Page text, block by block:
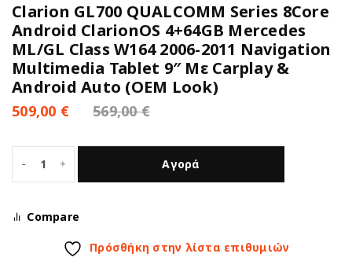
Clarion GL700 QUALCOMM Series 8Core
Android ClarionOS 4+64GB Mercedes
ML/GL Class W164 2006-2011 Navigation
Multimedia Tablet 9″ Με Carplay &
Android Auto (OEM Look)
569,00€
509,00 €
Αγορά
Compare
Πρόσθήκη στην λίστα επιθυμιών